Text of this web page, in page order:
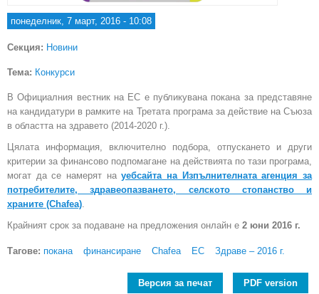
понеделник, 7 март, 2016 - 10:08
Секция: Новини
Тема: Конкурси
В Официалния вестник на ЕС е публикувана покана за представяне
на кандидатури в рамките на Третата програма за действие на Съюза
в областта на здравето (2014-2020 г.).
Цялата информация, включително подбора, отпускането и други
критерии за финансово подпомагане на действията по тази програма,
могат да се намерят науебсайта на Изпълнителната агенция за
потребителите, здравеопазването, селското стопанство и
храните (Chafea).
Крайният срок за подаване на предложения онлайн е 2 юни 2016 г.
Тагове: покана финансиране Chafea ЕС Здраве – 2016 г.
Версия за печат PDF version